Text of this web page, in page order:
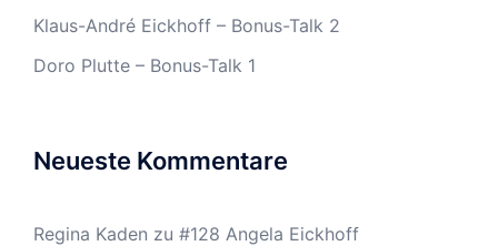
Klaus-André Eickhoff – Bonus-Talk 2
Doro Plutte – Bonus-Talk 1
Neueste Kommentare
Regina Kaden zu #128 Angela Eickhoff